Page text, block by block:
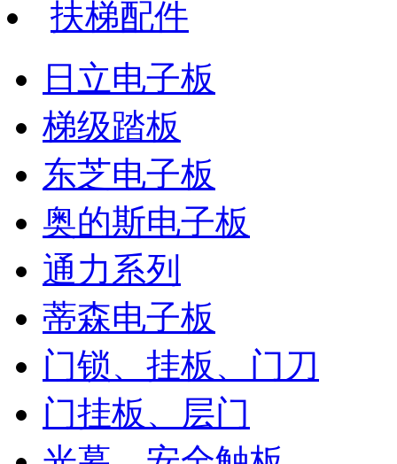
扶梯配件
日立电子板
梯级踏板
东芝电子板
奥的斯电子板
通力系列
蒂森电子板
门锁、挂板、门刀
门挂板、层门